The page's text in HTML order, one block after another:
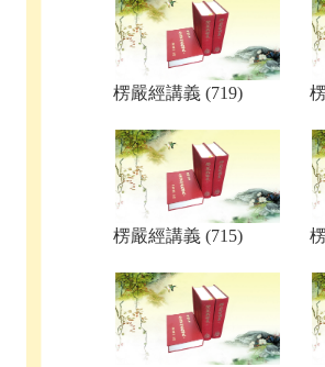
楞嚴經講義 (719)
楞嚴經講義 (715)